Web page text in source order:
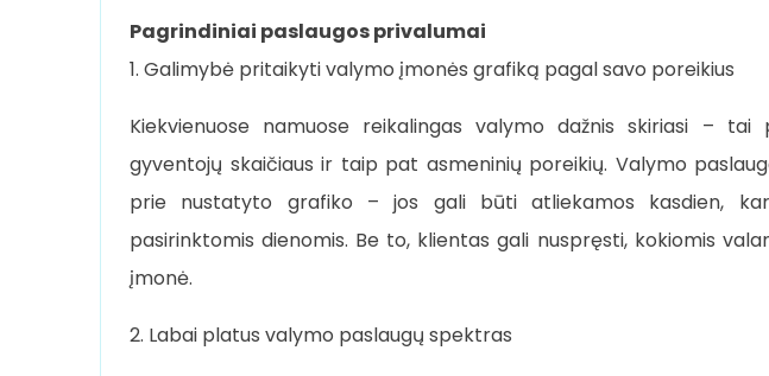
Pagrindiniai paslaugos privalumai
1. Galimybė pritaikyti valymo įmonės grafiką pagal savo poreikius
Kiekvienuose namuose reikalingas valymo dažnis skiriasi –
gyventojų skaičiaus ir taip pat asmeninių poreikių. Valymo
prie nustatyto grafiko – jos gali būti atliekamos kasdien,
pasirinktomis dienomis. Be to, klientas gali nuspręsti, kokiomis
įmonė.
2. Labai platus valymo paslaugų spektras